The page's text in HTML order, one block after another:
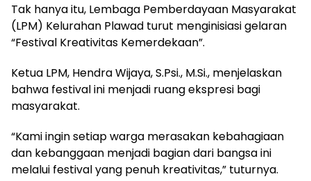
Tak hanya itu, Lembaga Pemberdayaan Masyarakat
(LPM) Kelurahan Plawad turut menginisiasi gelaran
“Festival Kreativitas Kemerdekaan”.
Ketua LPM, Hendra Wijaya, S.Psi., M.Si., menjelaskan
bahwa festival ini menjadi ruang ekspresi bagi
masyarakat.
“Kami ingin setiap warga merasakan kebahagiaan
dan kebanggaan menjadi bagian dari bangsa ini
melalui festival yang penuh kreativitas,” tuturnya.